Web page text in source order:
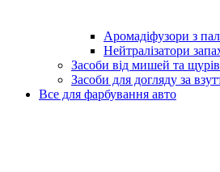
Аромадіфузори з
Нейтралізатори
Засоби від мишей та щурів
Засоби для догляду за
Все для фарбування авто